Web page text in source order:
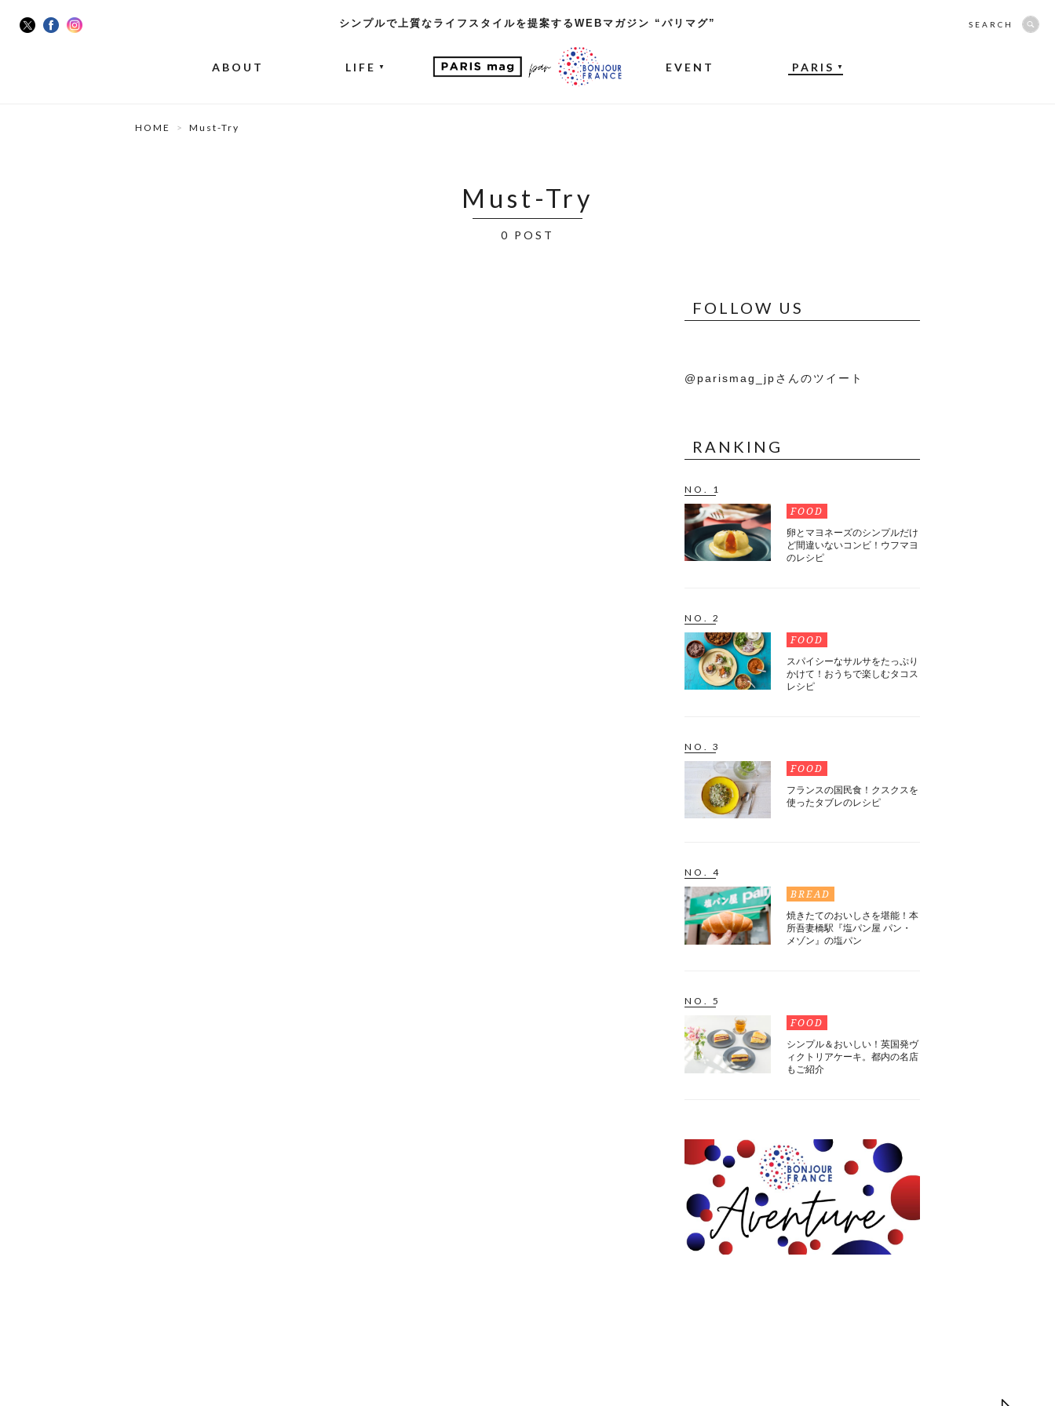
シンプルで上質なライフスタイルを提案するWEBマガジン “パリマグ”
ABOUT LIFE ▼ EVENT PARIS ▼
SEARCH
HOME Must-Try
Must-Try
0 POST
FOLLOW US
@parismag_jpさんのツイート
RANKING
NO. 1
FOOD
卵とマヨネーズのシンプルだけ
ど間違いないコンビ！ウフマヨ
のレシピ
NO. 2
FOOD
スパイシーなサルサをたっぷり
かけて！おうちで楽しむタコス
レシピ
NO. 3
FOOD
フランスの国民食！クスクスを
使ったタブレのレシピ
NO. 4
BREAD
焼きたてのおいしさを堪能！本
所吾妻橋駅『塩パン屋 パン・
メゾン』の塩パン
NO. 5
FOOD
シンプル＆おいしい！英国発ヴ
ィクトリアケーキ。都内の名店
もご紹介